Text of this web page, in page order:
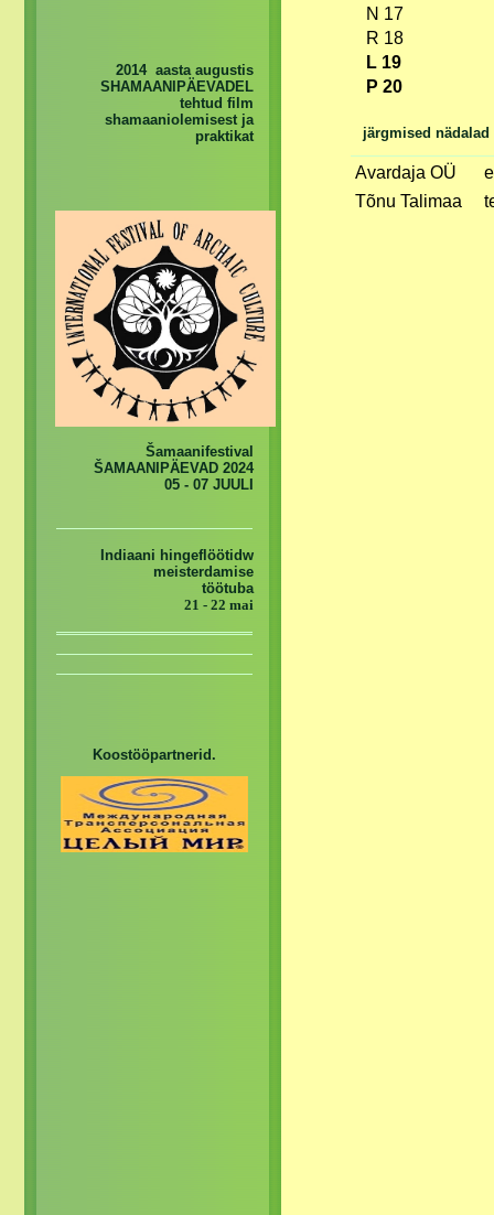
N 17
R 18
L 19
P 20
järgmised nädalad
Avardaja OÜ
Tõnu Talimaa
2014 aasta augustis
SHAMAANIPÄEVADEL
tehtud film
shamaaniolemisest ja
praktikat
Šamaanifestival
ŠAMAANIPÄEVAD 2024
05 - 07 JUULI
Indiaani hingeflöötidw
meisterdamise
töötuba
21 - 22 mai
Koostööpartnerid.